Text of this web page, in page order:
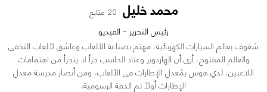
محمد خليل 20 متابع
رئيس التحرير - الفيديو
شغوف بعالم السيارات الكهربائية، مهتم بصناعة الألعاب وعاشق لألعاب التخفي
والعالم المفتوح، أرى أن الهاردوير وعتاد الحاسب جزأ لا يتجزأ من اهتمامات
اللاعبين، لدي هوس بمُعدل الإطارات في الألعاب، ومن أنصار مدرسة معدل
الإطارات أولاً ثم الدقة الرسومية.